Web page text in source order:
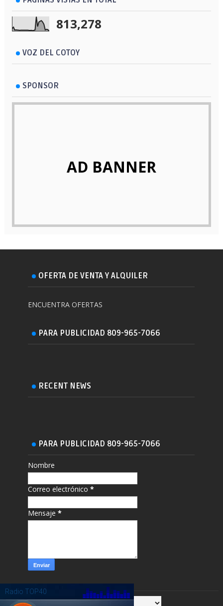
813,278
VOZ DEL COTOY
SPONSOR
AD BANNER
OFERTA DE VENTA Y ALQUILER
ENCUENTRA OFERTAS
PARA PUBLICIDAD 809-965-7066
RECENT NEWS
PARA PUBLICIDAD 809-965-7066
Nombre
Correo electrónico*
Mensaje*